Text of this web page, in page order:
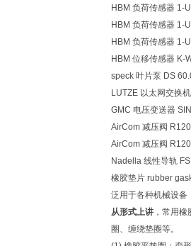
HBM 负荷传感器 1-
HBM 负荷传感器 1-
HBM 负荷传感器 1-
HBM 位移传感器 K-
speck 叶片泵 DS
LUTZE 以太网交换
GMC 电压变送器
AirCom 减压阀
AirCom 减压阀
Nadella 线性导轨
橡胶垫片 rubber
泛用于各种机械设备
从形式上讲 ，常用
圈、缠绕垫圈等。